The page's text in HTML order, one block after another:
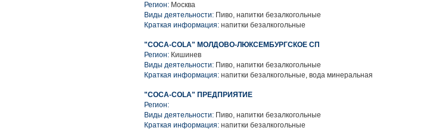
Регион: Москва
Виды деятельности: Пиво, напитки безалкогольные
Краткая информация: напитки безалкогольные
"COCA-COLA" МОЛДОВО-ЛЮКСЕМБУРГСКОЕ СП
Регион: Кишинев
Виды деятельности: Пиво, напитки безалкогольные
Краткая информация: напитки безалкогольные, вода минеральная
"COCA-COLA" ПРЕДПРИЯТИЕ
Регион:
Виды деятельности: Пиво, напитки безалкогольные
Краткая информация: напитки безалкогольные